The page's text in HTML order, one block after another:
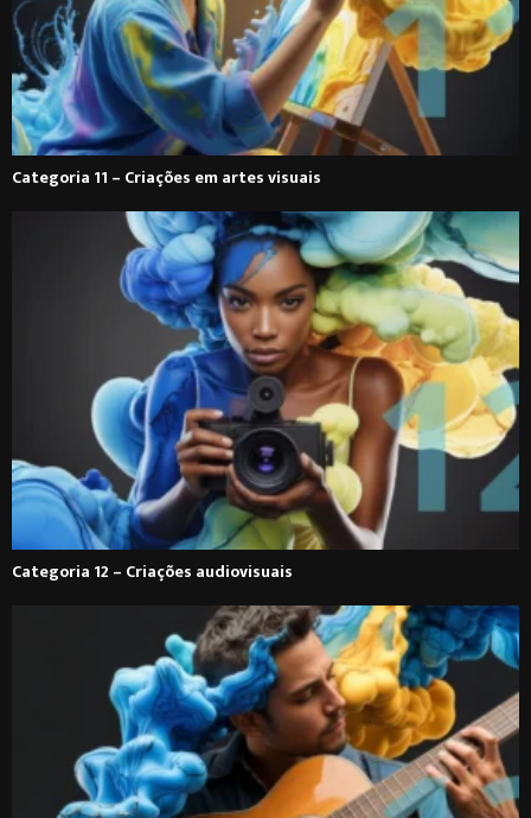
Categoria 11 – Criações em artes visuais
Categoria 12 – Criações audiovisuais